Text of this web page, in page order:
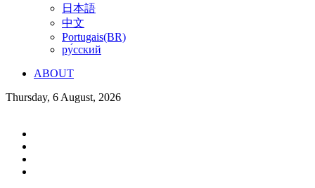
日本語
中文
Portugais(BR)
ру́сский
ABOUT
Thursday, 6 August, 2026